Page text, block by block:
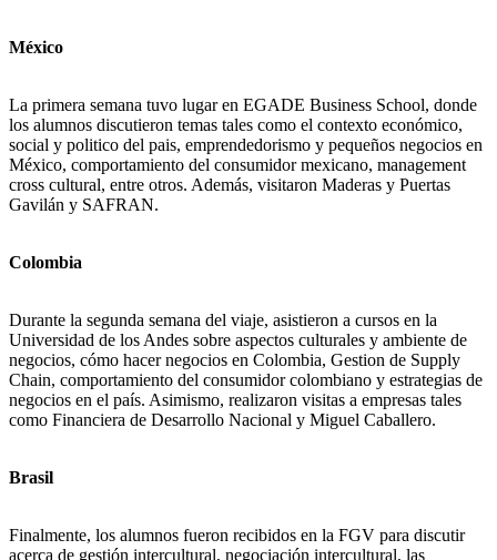
México
La primera semana tuvo lugar en EGADE Business School, donde
los alumnos discutieron temas tales como el contexto económico,
social y politico del pais, emprendedorismo y pequeños negocios en
México, comportamiento del consumidor mexicano, management
cross cultural, entre otros. Además, visitaron Maderas y Puertas
Gavilán y SAFRAN.
Colombia
Durante la segunda semana del viaje, asistieron a cursos en la
Universidad de los Andes sobre aspectos culturales y ambiente de
negocios, cómo hacer negocios en Colombia, Gestion de Supply
Chain, comportamiento del consumidor colombiano y estrategias de
negocios en el país. Asimismo, realizaron visitas a empresas tales
como Financiera de Desarrollo Nacional y Miguel Caballero.
Brasil
Finalmente, los alumnos fueron recibidos en la FGV para discutir
acerca de gestión intercultural, negociación intercultural, las